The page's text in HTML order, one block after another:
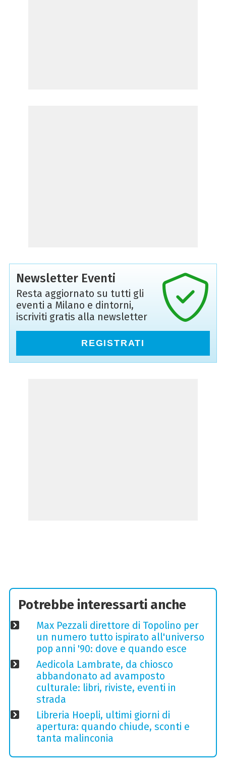
Newsletter Eventi
Resta aggiornato su tutti gli
eventi a Milano e dintorni,
iscriviti gratis alla newsletter
REGISTRATI
Potrebbe interessarti anche
Max Pezzali direttore di Topolino per
un numero tutto ispirato all'universo
pop anni '90: dove e quando esce
Aedicola Lambrate, da chiosco
abbandonato ad avamposto
culturale: libri, riviste, eventi in
strada
Libreria Hoepli, ultimi giorni di
apertura: quando chiude, sconti e
tanta malinconia